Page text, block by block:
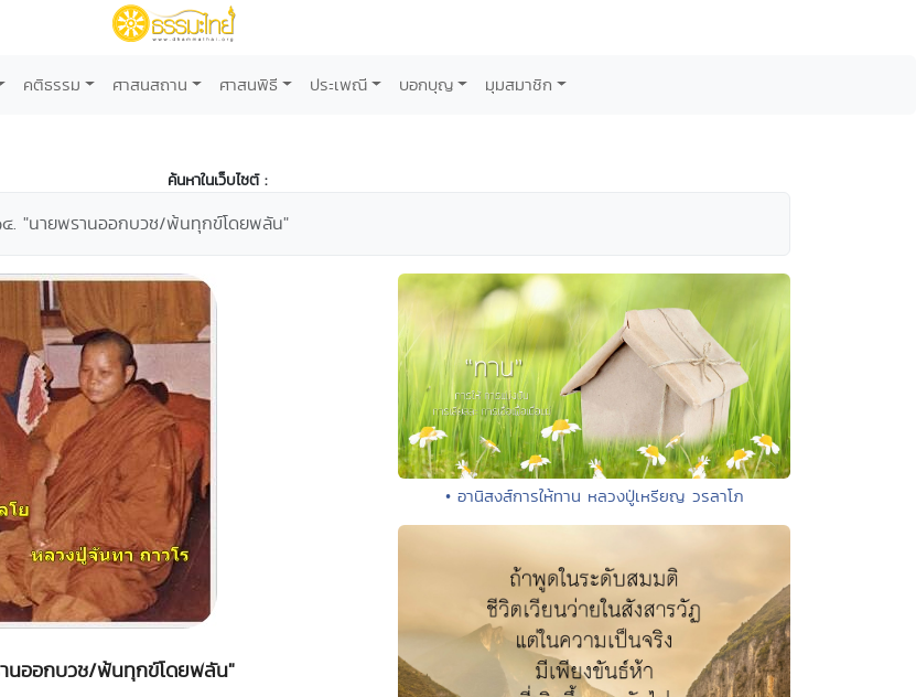
คติธรรม ศาสนสถาน ศาสนพิธี ประเพณี บอกบุญ มุมสมาชิก
ค้นหาในเว็บไซต์ :
. "นายพรานออกบวช/พ้นทุกข์โดยพลัน"
นออกบวช/พ้นทุกข์โดยพลัน"
• อานิสงส์การให้ทาน หลวงปู่เหรียญ วรลาโภ